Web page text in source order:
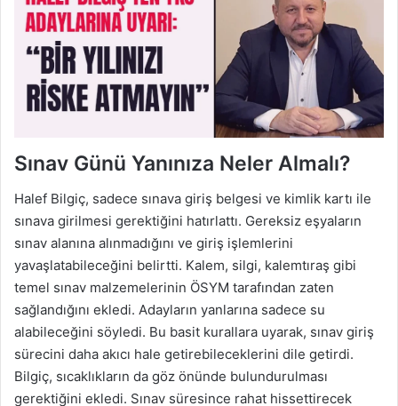
Sınav Günü Yanınıza Neler Almalı?
Halef Bilgiç, sadece sınava giriş belgesi ve kimlik kartı ile
sınava girilmesi gerektiğini hatırlattı. Gereksiz eşyaların
sınav alanına alınmadığını ve giriş işlemlerini
yavaşlatabileceğini belirtti. Kalem, silgi, kalemtıraş gibi
temel sınav malzemelerinin ÖSYM tarafından zaten
sağlandığını ekledi. Adayların yanlarına sadece su
alabileceğini söyledi. Bu basit kurallara uyarak, sınav giriş
sürecini daha akıcı hale getirebileceklerini dile getirdi.
Bilgiç, sıcaklıkların da göz önünde bulundurulması
gerektiğini ekledi. Sınav süresince rahat hissettirecek